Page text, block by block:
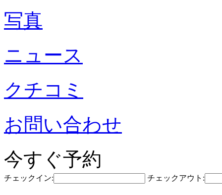
写真
ニュース
クチコミ
お問い合わせ
今すぐ予約
チェックイン: チェックアウト: